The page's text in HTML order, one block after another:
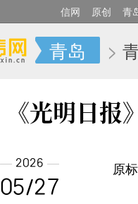
信网 原创 青
青岛 >
《光明日
原
2026
05/27